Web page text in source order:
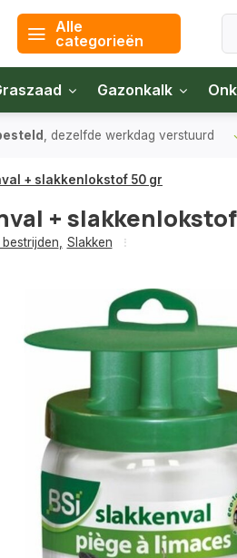
Alle
categorieën
Gazonkalk
, dezelfde werkdag verstuurd
+ slakkenlokstof 50 gr
+
Slakken